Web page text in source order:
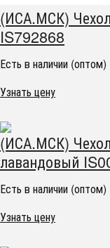
(ИСА.МСК)
IS792868
Есть в наличии (оптом)
Узнать цену
(ИСА.МСК)
лавандовый
Есть в наличии (оптом)
Узнать цену